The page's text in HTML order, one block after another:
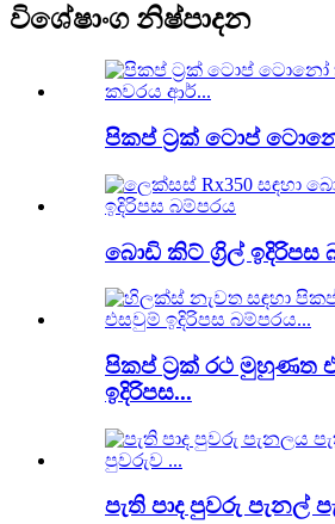
විශේෂාංග නිෂ්පාදන
පිකප් ට්‍රක් ටොප්
බොඩි කිට් ග්‍රිල් ඉදිරිපස
පිකප් ට්‍රක් රථ මුහුණත
ඉදිරිපස...
පැති පාද පුවරු පැනල්